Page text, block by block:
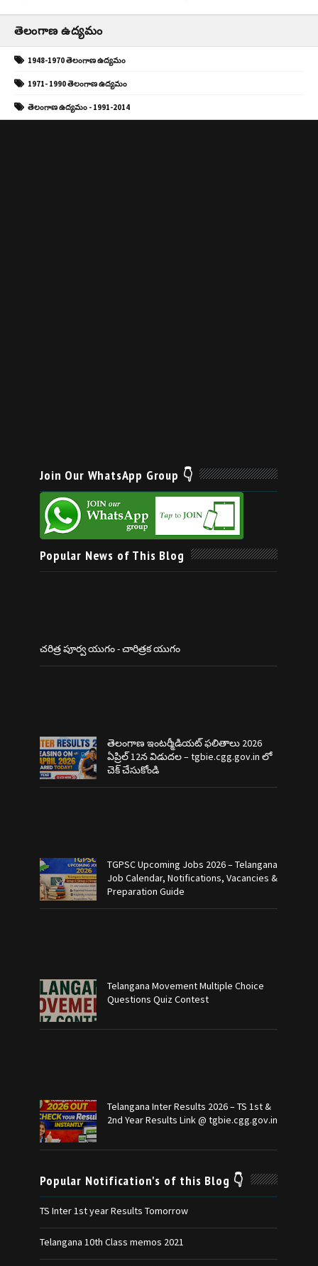
తెలంగాణ ఉద్యమం
1948-1970 తెలంగాణ ఉద్యమం
1971- 1990 తెలంగాణ ఉద్యమం
తెలంగాణ ఉద్యమం - 1991-2014
Join Our WhatsApp Group 👇
Popular News of This Blog
చరిత్ర పూర్వ యుగం - చారిత్రక యుగం
తెలంగాణ ఇంటర్మీడియట్ ఫలితాలు 2026
ఏప్రిల్ 12న విడుదల – tgbie.cgg.gov.in లో
చెక్ చేసుకోండి
TGPSC Upcoming Jobs 2026 – Telangana
Job Calendar, Notifications, Vacancies &
Preparation Guide
Telangana Movement Multiple Choice
Questions Quiz Contest
Telangana Inter Results 2026 – TS 1st &
2nd Year Results Link @ tgbie.cgg.gov.in
Popular Notification's of this Blog 👇
TS Inter 1st year Results Tomorrow
Telangana 10th Class memos 2021